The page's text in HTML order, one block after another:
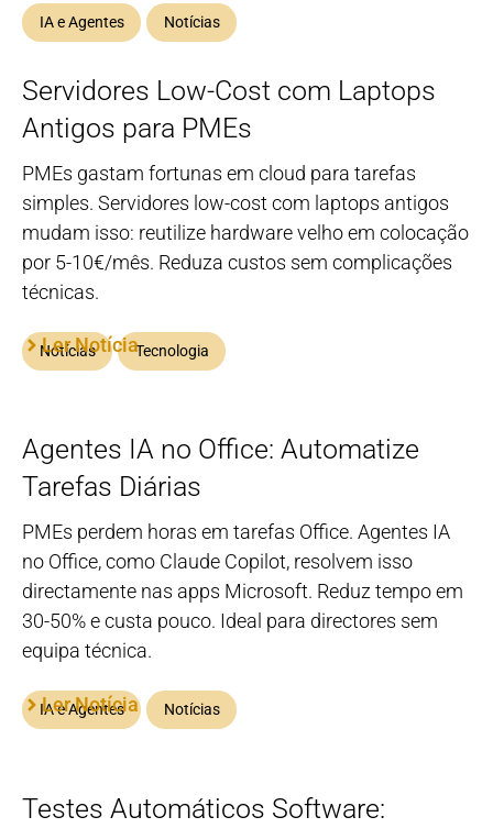
IA e Agentes Notícias
Notícias Tecnologia
Servidores Low-Cost com Laptops
Antigos para PMEs
PMEs gastam fortunas em cloud para tarefas
simples. Servidores low-cost com laptops antigos
mudam isso: reutilize hardware velho em colocação
por 5-10€/mês. Reduza custos sem complicações
técnicas.
Ler Notícia
IA e Agentes Notícias
Agentes IA no Office: Automatize
Tarefas Diárias
PMEs perdem horas em tarefas Office. Agentes IA
no Office, como Claude Copilot, resolvem isso
directamente nas apps Microsoft. Reduz tempo em
30-50% e custa pouco. Ideal para directores sem
equipa técnica.
Ler Notícia
Testes Automáticos Software: